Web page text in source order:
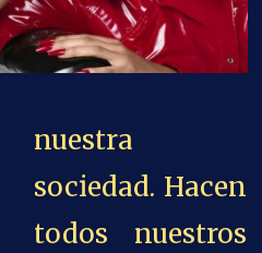
nuestra
sociedad. Hacen
todos nuestros